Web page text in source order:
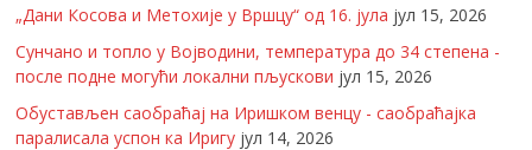
„Дани Косова и Метохије у Вршцу“ од 16. јула јул 15, 2026
Сунчано и топло у Војводини, температура до 34 степена -
после подне могући локални пљускови јул 15, 2026
Обустављен саобраћај на Иришком венцу - саобраћајка
паралисала успон ка Иригу јул 14, 2026